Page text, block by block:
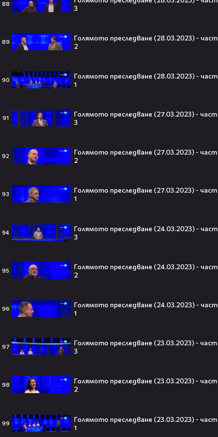
88
3
89
Голямото преследване (28.03.2023) - част
2
90
Голямото преследване (28.03.2023) - част
1
91
Голямото преследване (27.03.2023) - част
3
92
Голямото преследване (27.03.2023) - част
2
93
Голямото преследване (27.03.2023) - част
1
94
Голямото преследване (24.03.2023) - част
3
95
Голямото преследване (24.03.2023) - част
2
96
Голямото преследване (24.03.2023) - част
1
97
Голямото преследване (23.03.2023) - част
3
98
Голямото преследване (23.03.2023) - част
2
99
Голямото преследване (23.03.2023) - част
1
милион долара с тотален гейминг
трол😯💥
официално е собственост на
Саудитска Арабия💰
никога няма да се случи.😯💥
„Спайдър-мен: Нов ден“ буквално
След Брадли Купър, Ирина Шейк